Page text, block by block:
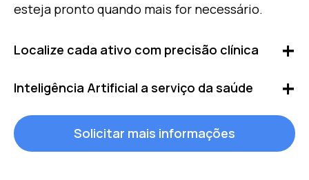
esteja pronto quando mais for necessário.
Localize cada ativo com precisão clínica
Na
área da saúde, perder o rastreamento de
equipamentos médicos pode afetar a operação
e gerar altos custos. Usando QR Codes,
sensores IoT e tecnologia RFID, você saberá
exatamente onde está cada ativo, evitando
Inteligência Artificial a serviço da saúde
Com a Fracttal AI, você registra ocorrências,
consulta o status dos equipamentos e gera
ordens de serviço sem precisar acessar o
Solicitar mais informações